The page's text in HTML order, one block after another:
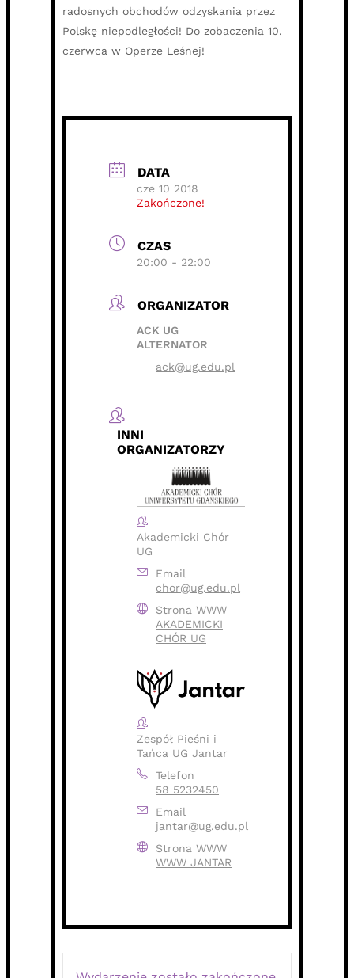
radosnych obchodów odzyskania przez
Polskę niepodległości! Do zobaczenia 10.
czerwca w Operze Leśnej!
DATA
cze 10 2018
Zakończone!
CZAS
20:00 - 22:00
ORGANIZATOR
ACK UG
ALTERNATOR
ack@ug.edu.pl
INNI
ORGANIZATORZY
Akademicki Chór
UG
Email
chor@ug.edu.pl
Strona WWW
AKADEMICKI
CHÓR UG
Zespół Pieśni i
Tańca UG Jantar
Telefon
58 5232450
Email
jantar@ug.edu.pl
Strona WWW
WWW JANTAR